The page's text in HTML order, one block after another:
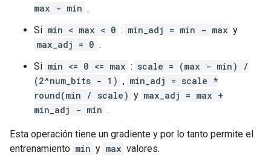
max - min .
Si min < max < 0 : min_adj = min - max y
max_adj = 0 .
Si min <= 0 <= max : scale = (max - min) /
(2^num_bits - 1) , min_adj = scale *
round(min / scale) y max_adj = max +
min_adj - min .
Esta operación tiene un gradiente y por lo tanto permite el
entrenamiento min y max valores.